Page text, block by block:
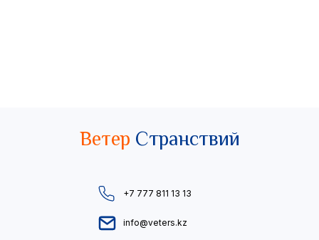
Ветер Странствий
+7 777 811 13 13
info@veters.kz